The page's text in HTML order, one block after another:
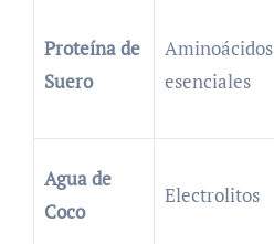
Proteína de
Suero
Aminoácidos
esenciales
Agua de
Coco
Electrolitos